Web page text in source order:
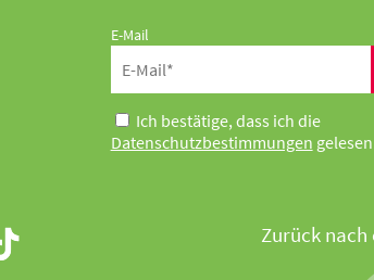
E-Mail
Ich bestätige, dass ich die
Datenschutzbestimmungen
Zurück nach